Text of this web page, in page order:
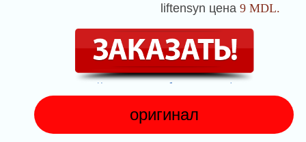
liftensyn цена 9 MDL.
оригинал